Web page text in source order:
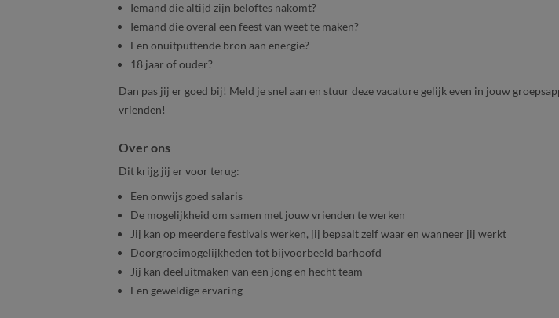
Iemand die altijd zijn beloftes nakomt?
Iemand die overal een feest van weet te maken?
Een onuitputtende bron aan energie?
18 jaar of ouder?
Dan pas jij er goed bij! Meld je snel aan en stuur deze vacature gelijk even in jouw
vrienden!
Over ons
Dit krijg jij er voor terug:
Een onwijs goed salaris
De mogelijkheid om samen met jouw vrienden te werken
Jij kan op meerdere festivals werken, jij bepaalt zelf waar en wanneer jij werkt
Doorgroeimogelijkheden tot bijvoorbeeld barhoofd
Jij kan deeluitmaken van een jong en hecht team
Een geweldige ervaring